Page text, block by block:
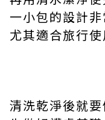
一小包的設計非
尤其適合旅行使
清洗乾淨後就要